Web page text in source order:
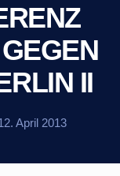
II
April 2013